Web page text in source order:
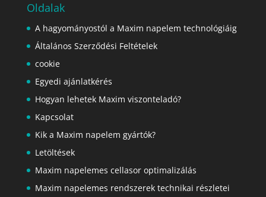
Oldalak
A hagyományostól a Maxim napelem technológiáig
Általános Szerződési Feltételek
cookie
Egyedi ajánlatkérés
Hogyan lehetek Maxim viszonteladó?
Kapcsolat
Kik a Maxim napelem gyártók?
Letöltések
Maxim napelemes cellasor optimalizálás
Maxim napelemes rendszerek technikai részletei